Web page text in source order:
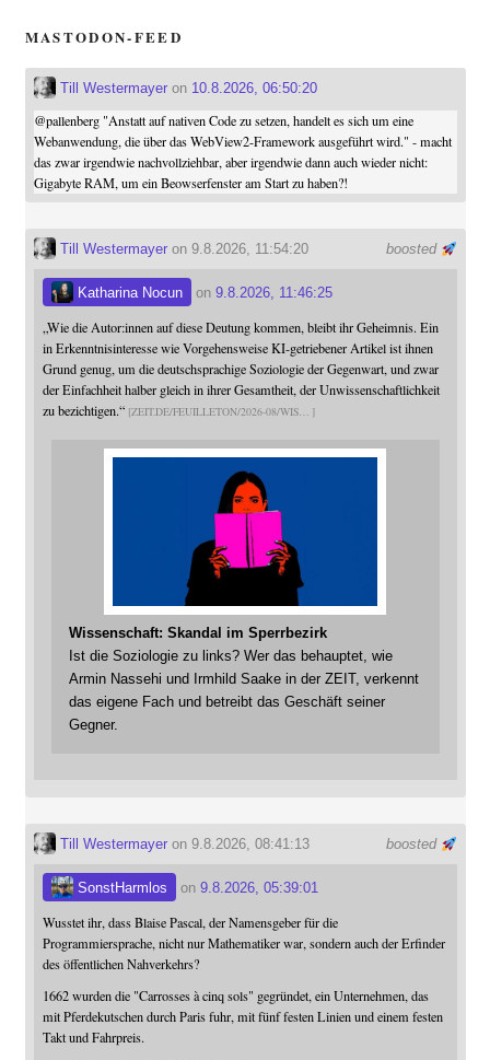
MASTODON-FEED
Till Westermayeron 10.8.2026, 06:50:20
@pallenberg"Anstatt auf nativen Code zu setzen, handelt es sich um eine
Webanwendung, die über das WebView2-Framework ausgeführt wird." - macht
das zwar irgendwie nachvollziehbar, aber irgendwie dann auch wieder nicht:
Gigabyte RAM, um ein Beowserfenster am Start zu haben?!
boosted
Till Westermayeron 9.8.2026, 11:54:20
Katharina Nocun on 9.8.2026, 11:46:25
„Wie die Autor:innen auf diese Deutung kommen, bleibt ihr Geheimnis. Ein
in Erkenntnisinteresse wie Vorgehensweise KI-getriebener Artikel ist ihnen
Grund genug, um die deutschsprachige Soziologie der Gegenwart, und zwar
der Einfachheit halber gleich in ihrer Gesamtheit, der Unwissenschaftlichkeit
zu bezichtigen.“ ZEIT.DE/FEUILLETON/2026-08/WIS
Wissenschaft: Skandal im Sperrbezirk
Ist die Soziologie zu links? Wer das behauptet, wie
Armin Nassehi und Irmhild Saake in der ZEIT, verkennt
das eigene Fach und betreibt das Geschäft seiner
Gegner.
boosted
Till Westermayeron 9.8.2026, 08:41:13
SonstHarmlos on 9.8.2026, 05:39:01
Wusstet ihr, dass Blaise Pascal, der Namensgeber für die
Programmiersprache, nicht nur Mathematiker war, sondern auch der Erfinder
des öffentlichen Nahverkehrs?
1662 wurden die "Carrosses à cinq sols" gegründet, ein Unternehmen, das
mit Pferdekutschen durch Paris fuhr, mit fünf festen Linien und einem festen
Takt und Fahrpreis.